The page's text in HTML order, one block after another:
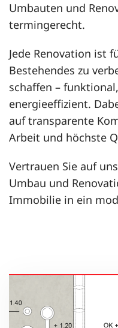
Umbauten und
termingerecht.
Jede Renovation ist
Bestehendes zu
schaffen –
energieeffizient.
auf transparente
Arbeit und höchste
Vertrauen Sie auf
Umbau und
Immobilie in ein